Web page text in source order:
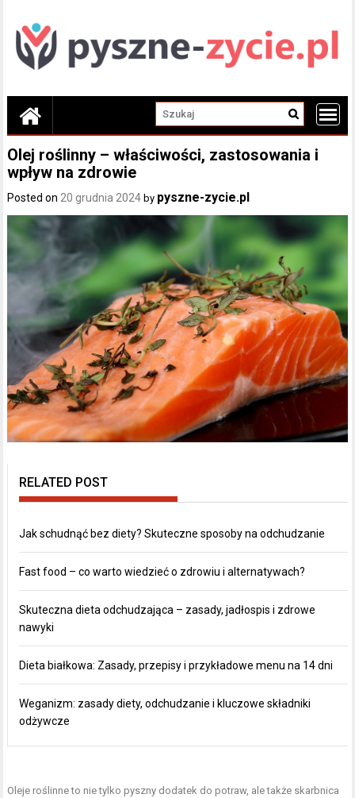
content
Olej roślinny – właściwości, zastosowania i
wpływ na zdrowie
Posted on 20 grudnia 2024 by pyszne-zycie.pl
RELATED POST
Jak schudnąć bez diety? Skuteczne sposoby na odchudzanie
Fast food – co warto wiedzieć o zdrowiu i alternatywach?
Skuteczna dieta odchudzająca – zasady, jadłospis i zdrowe
nawyki
Dieta białkowa: Zasady, przepisy i przykładowe menu na 14 dni
Weganizm: zasady diety, odchudzanie i kluczowe składniki
odżywcze
Oleje roślinne to nie tylko pyszny dodatek do potraw, ale także skarbnica